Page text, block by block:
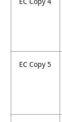
EC Copy 5